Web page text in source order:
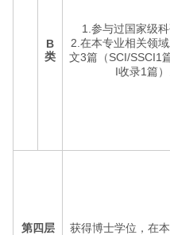
B
类
1.参与过国家级科
2.在本专业相关领
文3篇（SCI/SSCI1
I收录1篇）
第四层
获得博士学位，在